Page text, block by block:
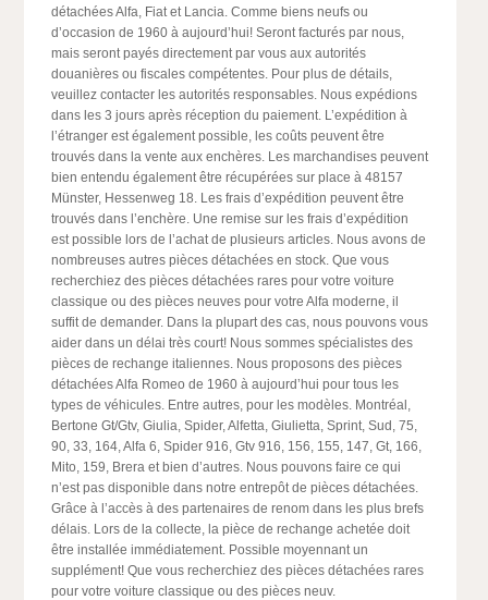
détachées Alfa, Fiat et Lancia. Comme biens neufs ou
d’occasion de 1960 à aujourd’hui! Seront facturés par nous,
mais seront payés directement par vous aux autorités
douanières ou fiscales compétentes. Pour plus de détails,
veuillez contacter les autorités responsables. Nous expédions
dans les 3 jours après réception du paiement. L’expédition à
l’étranger est également possible, les coûts peuvent être
trouvés dans la vente aux enchères. Les marchandises peuvent
bien entendu également être récupérées sur place à 48157
Münster, Hessenweg 18. Les frais d’expédition peuvent être
trouvés dans l’enchère. Une remise sur les frais d’expédition
est possible lors de l’achat de plusieurs articles. Nous avons de
nombreuses autres pièces détachées en stock. Que vous
recherchiez des pièces détachées rares pour votre voiture
classique ou des pièces neuves pour votre Alfa moderne, il
suffit de demander. Dans la plupart des cas, nous pouvons vous
aider dans un délai très court! Nous sommes spécialistes des
pièces de rechange italiennes. Nous proposons des pièces
détachées Alfa Romeo de 1960 à aujourd’hui pour tous les
types de véhicules. Entre autres, pour les modèles. Montréal,
Bertone Gt/Gtv, Giulia, Spider, Alfetta, Giulietta, Sprint, Sud, 75,
90, 33, 164, Alfa 6, Spider 916, Gtv 916, 156, 155, 147, Gt, 166,
Mito, 159, Brera et bien d’autres. Nous pouvons faire ce qui
n’est pas disponible dans notre entrepôt de pièces détachées.
Grâce à l’accès à des partenaires de renom dans les plus brefs
délais. Lors de la collecte, la pièce de rechange achetée doit
être installée immédiatement. Possible moyennant un
supplément! Que vous recherchiez des pièces détachées rares
pour votre voiture classique ou des pièces neuv.